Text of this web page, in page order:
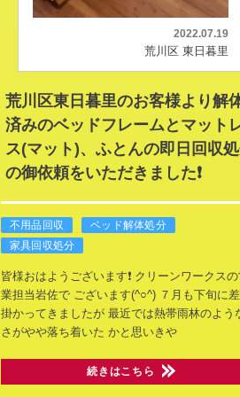
2022.07.19
荒川区 東日暮里
荒川区東日暮里のお客様より解
済みのベッドフレームとマット
ス(マット)、ふとんの即日回収
の御依頼をいただきました❗
不用品回収
ベッド解体処分
家具回収処分
皆様おはようございます❗ クリーンワークス
業担当岩佐で ございます(^○^) ７月も下旬に
掛かってきましたが 最近では熱帯雨林のよう
さがやや落ち着いた かと思いきや
続きはこちら